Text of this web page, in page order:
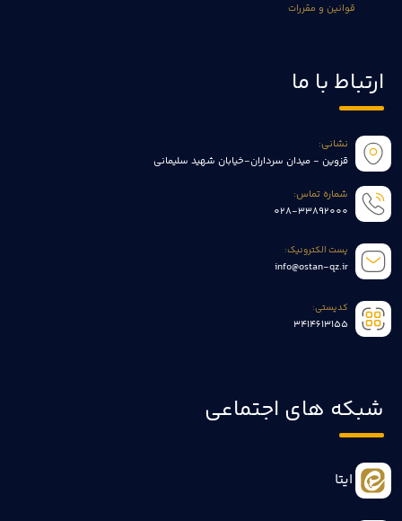
قوانین و مقررات
ارتباط با ما
نشانی:
قزوین - میدان سرداران-خیابان شهید سلیمانی
شماره تماس:
028-33892000
پست الکترونیک:
info@ostan-qz.ir
کدپستی:
3414613155
شبکه های اجتماعی
ایتا